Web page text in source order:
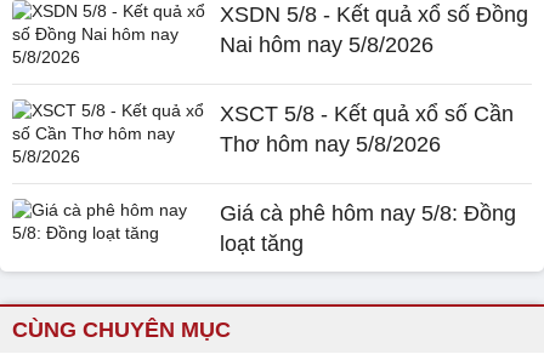
XSDN 5/8 - Kết quả xổ số Đồng
Nai hôm nay 5/8/2026
XSCT 5/8 - Kết quả xổ số Cần
Thơ hôm nay 5/8/2026
Giá cà phê hôm nay 5/8: Đồng
loạt tăng
CÙNG CHUYÊN MỤC